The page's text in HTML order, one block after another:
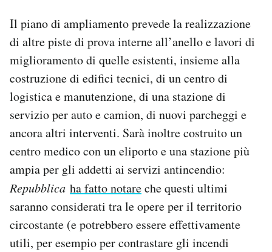
Il piano di ampliamento prevede la realizzazione
di altre piste di prova interne all’anello e lavori di
miglioramento di quelle esistenti, insieme alla
costruzione di edifici tecnici, di un centro di
logistica e manutenzione, di una stazione di
servizio per auto e camion, di nuovi parcheggi e
ancora altri interventi. Sarà inoltre costruito un
centro medico con un eliporto e una stazione più
ampia per gli addetti ai servizi antincendio:
Repubblica ha fatto notareche questi ultimi
saranno considerati tra le opere per il territorio
circostante (e potrebbero essere effettivamente
utili, per esempio per contrastare gli incendi